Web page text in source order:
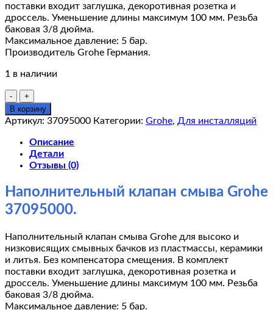
поставки входит заглушка, декоротивная розетка и
дроссель. Уменьшение длины максимум 100 мм. Резьба
баковая 3/8 дюйма.
Максимальное давление: 5 бар.
Производитель Grohe Германия.
1 в наличии
Количество
товара
Наполнительный
смыва
Grohe
37095000
В корзину
Артикул: 37095000 Категории: Grohe, Для инсталляций
Описание
Детали
Отзывы (0)
Наполнительный клапан смыва Grohe
37095000.
Наполнительный клапан смыва Grohe для высоко и
низковисящих смывных бачков из пластмассы, керамики
и литья. Без компенсатора смещения. В комплект
поставки входит заглушка, декоротивная розетка и
дроссель. Уменьшение длины максимум 100 мм. Резьба
баковая 3/8 дюйма.
Максимальное давление: 5 бар.